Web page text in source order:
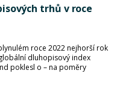
trhů v roce
roce 2022 nejhorší rok
dluhopisový index
poklesl o – na poměry